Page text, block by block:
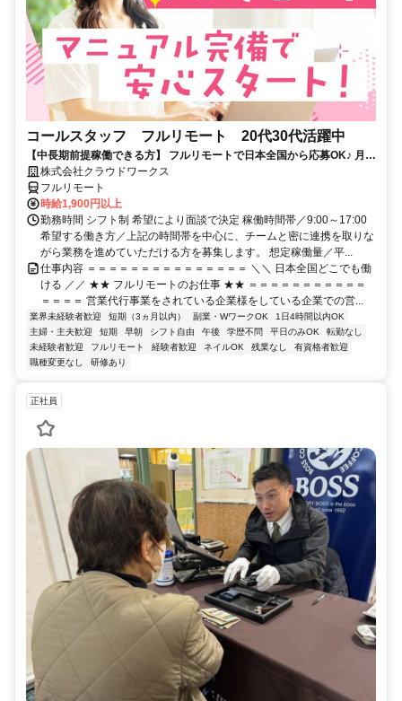
コールスタッフ フルリモート 20代30代活躍中
【中長期前提稼働できる方】 フルリモートで日本全国から応募OK♪ 月稼
働80時間で安定収入！
株式会社クラウドワークス
フルリモート
時給1,900円以上
勤務時間 シフト制 希望により面談で決定 稼働時間帯／9:00～17:00
希望する働き方／上記の時間帯を中心に、チームと密に連携を取りな
がら業務を進めていただける方を募集します。 想定稼働量／平...
仕事内容 ＝＝＝＝＝＝＝＝＝＝＝＝＝＝＝ ＼＼ 日本全国どこでも働
ける ／／ ★★ フルリモートのお仕事 ★★ ＝＝＝＝＝＝＝＝＝＝＝
＝＝＝＝ 営業代行事業をされている企業様をしている企業での営...
業界未経験者歓迎 短期（3ヵ月以内） 副業・WワークOK
1日4時間以内OK
主婦・主夫歓迎
短期 早朝 シフト自由 午後 学歴不問 平日のみOK
転勤なし
未経験者歓迎
フルリモート 経験者歓迎 ネイルOK 残業なし
有資格者歓迎
職種変更なし
研修あり
正社員